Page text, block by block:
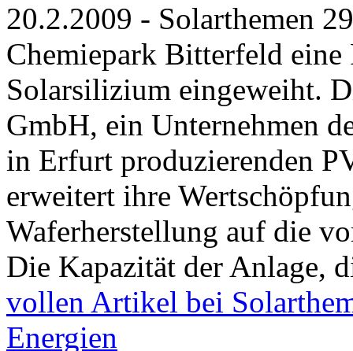
20.2.2009 - Solarthemen
Chemiepark Bitterfeld
Solarsilizium eingeweiht.
GmbH, ein Unternehmen
in Erfurt produzierenden
erweitert ihre
Waferherstellung auf die
Die Kapazität der Anlage,
vollen Artikel bei
Energien